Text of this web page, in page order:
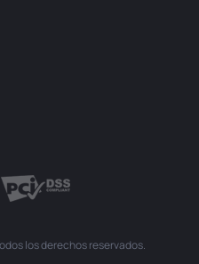
los derechos reservados.